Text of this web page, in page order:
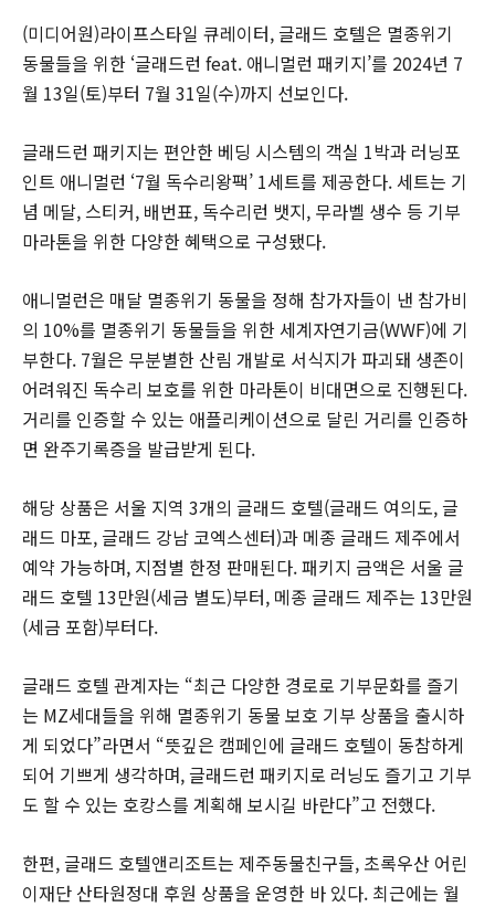
(미디어원)라이프스타일 큐레이터, 글래드 호텔은 멸종위기
동물들을 위한 ‘글래드런 feat. 애니멀런 패키지’를 2024년 7
월 13일(토)부터 7월 31일(수)까지 선보인다.
글래드런 패키지는 편안한 베딩 시스템의 객실 1박과 러닝포
인트 애니멀런 ‘7월 독수리왕팩’ 1세트를 제공한다. 세트는 기
념 메달, 스티커, 배번표, 독수리런 뱃지, 무라벨 생수 등 기부
마라톤을 위한 다양한 혜택으로 구성됐다.
애니멀런은 매달 멸종위기 동물을 정해 참가자들이 낸 참가비
의 10%를 멸종위기 동물들을 위한 세계자연기금(WWF)에 기
부한다. 7월은 무분별한 산림 개발로 서식지가 파괴돼 생존이
어려워진 독수리 보호를 위한 마라톤이 비대면으로 진행된다.
거리를 인증할 수 있는 애플리케이션으로 달린 거리를 인증하
면 완주기록증을 발급받게 된다.
해당 상품은 서울 지역 3개의 글래드 호텔(글래드 여의도, 글
래드 마포, 글래드 강남 코엑스센터)과 메종 글래드 제주에서
예약 가능하며, 지점별 한정 판매된다. 패키지 금액은 서울 글
래드 호텔 13만원(세금 별도)부터, 메종 글래드 제주는 13만원
(세금 포함)부터다.
글래드 호텔 관계자는 “최근 다양한 경로로 기부문화를 즐기
는 MZ세대들을 위해 멸종위기 동물 보호 기부 상품을 출시하
게 되었다”라면서 “뜻깊은 캠페인에 글래드 호텔이 동참하게
되어 기쁘게 생각하며, 글래드런 패키지로 러닝도 즐기고 기부
도 할 수 있는 호캉스를 계획해 보시길 바란다”고 전했다.
한편, 글래드 호텔앤리조트는 제주동물친구들, 초록우산 어린
이재단 산타원정대 후원 상품을 운영한 바 있다. 최근에는 월